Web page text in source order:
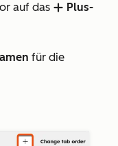
auf das add Plus-
für die